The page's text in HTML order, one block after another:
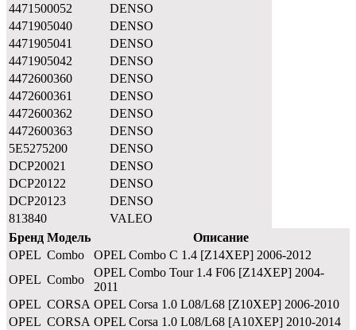
4471500052
DENSO
4471905040
DENSO
4471905041
DENSO
4471905042
DENSO
4472600360
DENSO
4472600361
DENSO
4472600362
DENSO
4472600363
DENSO
5E5275200
DENSO
DCP20021
DENSO
DCP20122
DENSO
DCP20123
DENSO
813840
VALEO
Бренд Модель
Описание
OPEL Combo
OPEL Combo C 1.4 [Z14XEP] 2006-2012
OPEL Combo
OPEL Combo Tour 1.4 F06 [Z14XEP] 2004-
2011
OPEL CORSA OPEL Corsa 1.0 L08/L68 [Z10XEP] 2006-2010
OPEL CORSA OPEL Corsa 1.0 L08/L68 [A10XEP] 2010-2014